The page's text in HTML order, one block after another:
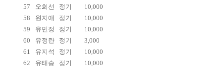
57
오희선 정기
10,000
58
원지애 정기
10,000
59
유민정 정기
10,000
60
유정란 정기
3,000
61
유지석 정기
10,000
62
유태승 정기
10,000